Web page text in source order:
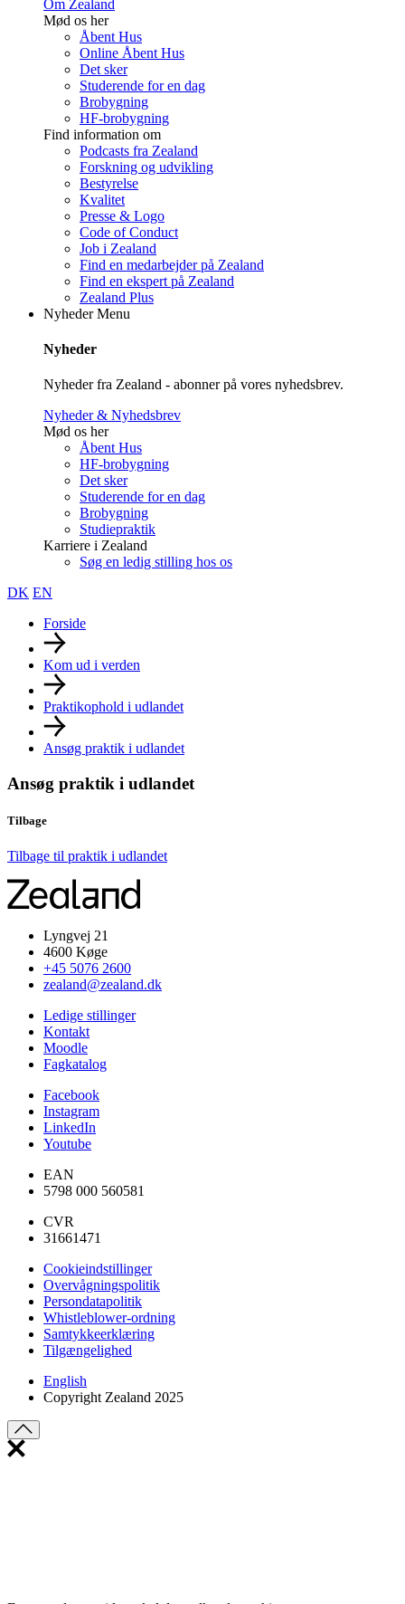
Om Zealand
Mød os her
Åbent Hus
Online Åbent Hus
Det sker
Studerende for en dag
Brobygning
HF-brobygning
Find information om
Podcasts fra Zealand
Forskning og udvikling
Bestyrelse
Kvalitet
Presse & Logo
Code of Conduct
Job i Zealand
Find en medarbejder på Zealand
Find en ekspert på Zealand
Zealand Plus
Nyheder Menu
Nyheder
Nyheder fra Zealand - abonner på vores nyhedsbrev.
Nyheder & Nyhedsbrev
Mød os her
Åbent Hus
HF-brobygning
Det sker
Studerende for en dag
Brobygning
Studiepraktik
Karriere i Zealand
Søg en ledig stilling hos os
DK EN
Forside
Kom ud i verden
Praktikophold i udlandet
Ansøg praktik i udlandet
Ansøg praktik i udlandet
Tilbage
Tilbage til praktik i udlandet
Lyngvej 21
4600 Køge
+45 5076 2600
zealand@zealand.dk
Ledige stillinger
Kontakt
Moodle
Fagkatalog
Facebook
Instagram
LinkedIn
Youtube
EAN
5798 000 560581
CVR
31661471
Cookieindstillinger
Overvågningspolitik
Persondatapolitik
Whistleblower-ordning
Samtykkeerklæring
Tilgængelighed
English
Copyright Zealand 2025